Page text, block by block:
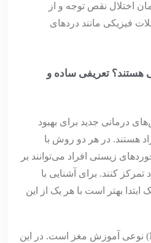
اختلال نقص توجه و از
فیزیکی مانند دردهای
هستند؟ تعریفی ساده و
درمانی جدید برای بهبود
هستند. در هر دو روش با
زیستی افراد می‌توانند بر
کنند. برای آشنایی با
ابتدا بهتر است با هر یک از این
نوروفیدبک (Neurofeedback) نوعی آموزش مغز است. در این